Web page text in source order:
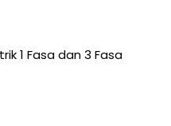
1 Fasa dan 3 Fasa